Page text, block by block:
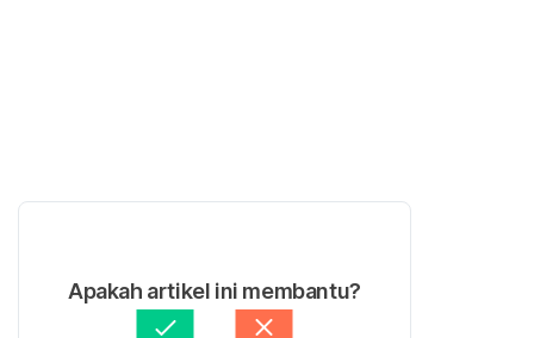
Apakah artikel ini membantu?